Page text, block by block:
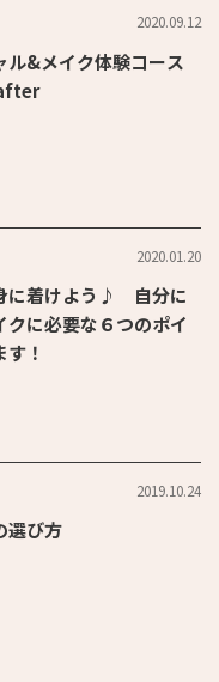
2020.09.12
ル&メイク体験コース
2020.01.20
に着けよう♪ 自分に
クに必要な６つのポイ
！
2019.10.24
選び方